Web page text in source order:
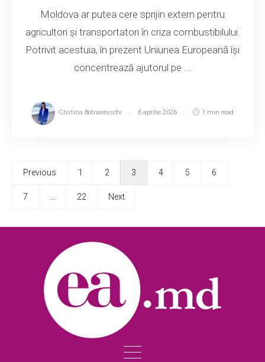
Moldova ar putea cere sprijin extern pentru
agricultori și transportatori în criza combustibilului.
Potrivit acestuia, în prezent Uniunea Europeană își
concentrează ajutorul pe ...
Cristina Botnarevschi 6 aprilie 2026 1 min read
Previous 1 2 3 4 5 6
7 22 Next